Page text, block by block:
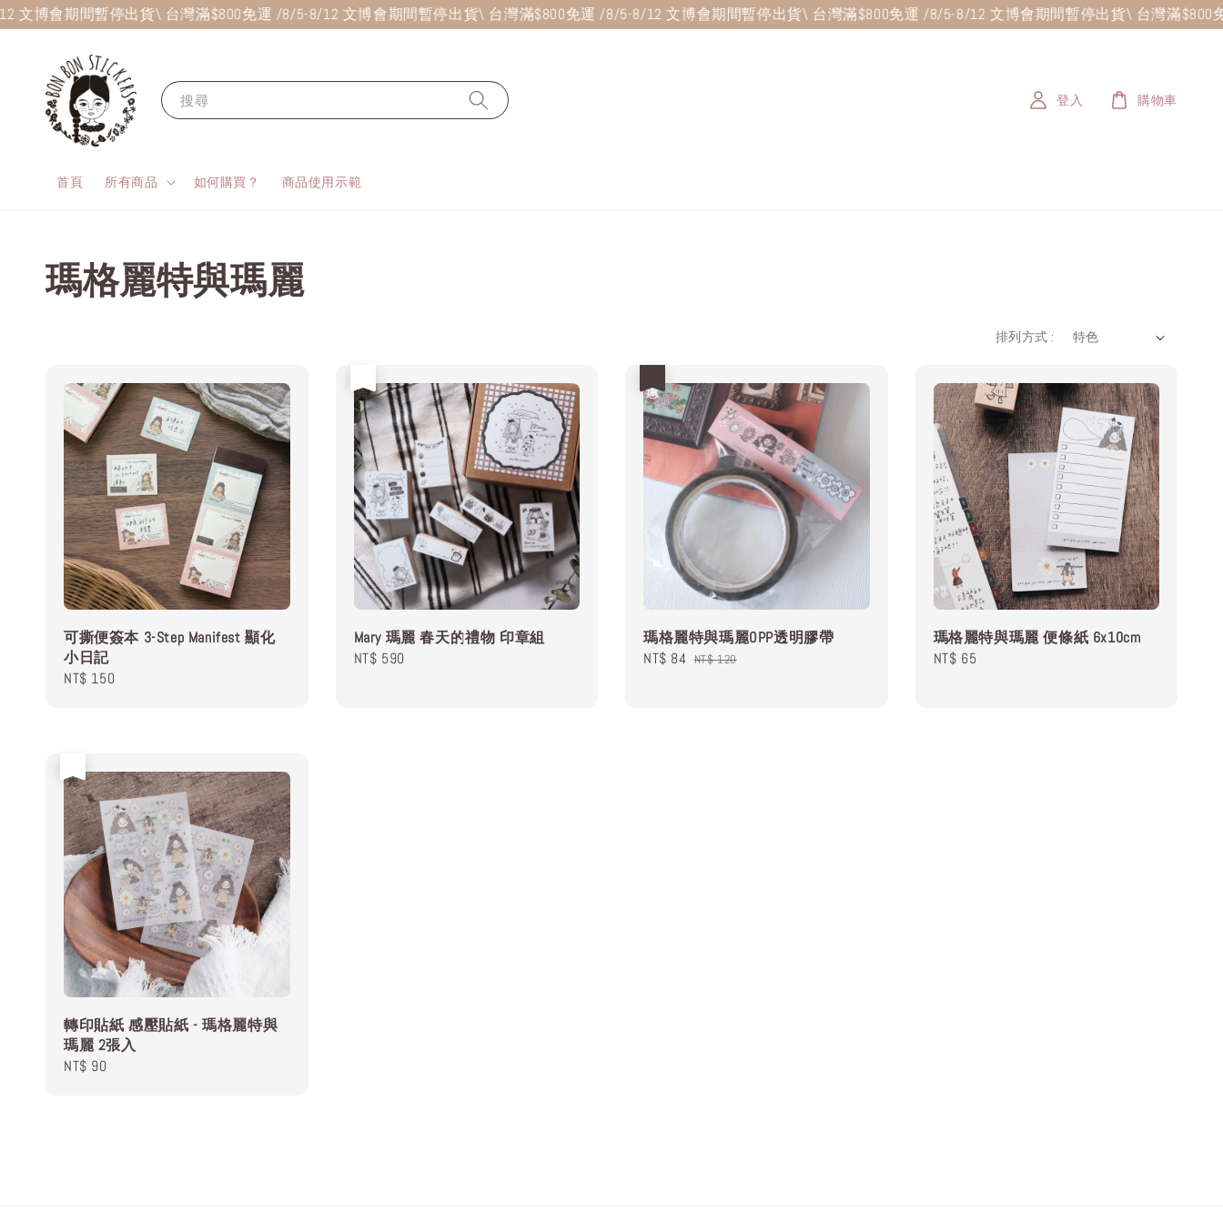
文博會期間暫停出貨\ 台灣滿$800免運 /8/5-8/12 文博會期間暫停出貨\ 台灣滿$800免運 /8/5-8/12 文博會期間暫停出貨\ 台灣滿$800免運 /8/5-8/12 文博會期間暫停出貨\ 台灣滿$800免
搜尋
首頁 所有商品 如何購買？ 商品使用示範
登入 購物車
瑪格麗特與瑪麗
排列方式 :
可撕便簽本 3-Step Manifest 顯化
小日記
Regular
NT$ 150
Mary 瑪麗 春天的禮物 印章組
Regular
NT$ 590
瑪格麗特與瑪麗OPP透明膠帶
Sale
NT$ 84 Regular
NT$ 120
瑪格麗特與瑪麗 便條紙 6x10cm
Regular
NT$ 65
轉印貼紙 感壓貼紙 - 瑪格麗特與
瑪麗 2張入
Regular
NT$ 90